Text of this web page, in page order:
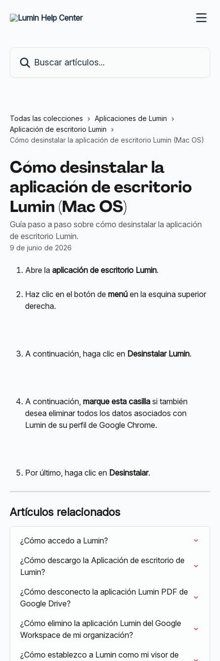
Todas las colecciones
Aplicaciones de Lumin
Aplicación de escritorio Lumin
Cómo desinstalar la aplicación de escritorio Lumin (Mac OS)
Cómo desinstalar la
aplicación de escritorio
Lumin (Mac OS)
Guía paso a paso sobre cómo desinstalar la aplicación
de escritorio Lumin.
9 de junio de 2026
Abre la aplicación de escritorio Lumin.
Haz clic en el botón de menú en la esquina superior
derecha.
A continuación, haga clic en Desinstalar Lumin.
A continuación, marque esta casilla si también
desea eliminar todos los datos asociados con
Lumin de su perfil de Google Chrome.
Por último, haga clic en Desinstalar.
Artículos relacionados
¿Cómo accedo a Lumin?
¿Cómo descargo la Aplicación de escritorio de
Lumin?
¿Cómo desconecto la aplicación Lumin PDF de
Google Drive?
¿Cómo elimino la aplicación Lumin del Google
Workspace de mi organización?
¿Cómo establezco a Lumin como mi visor de